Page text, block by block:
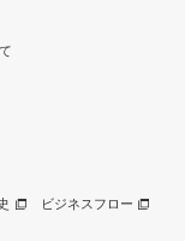
ビジネスフロー